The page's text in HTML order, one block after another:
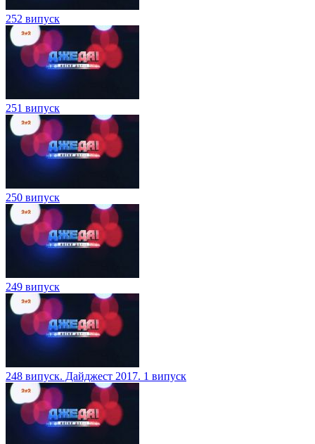
252 випуск
251 випуск
250 випуск
249 випуск
248 випуск. Дайджест 2017. 1 випуск